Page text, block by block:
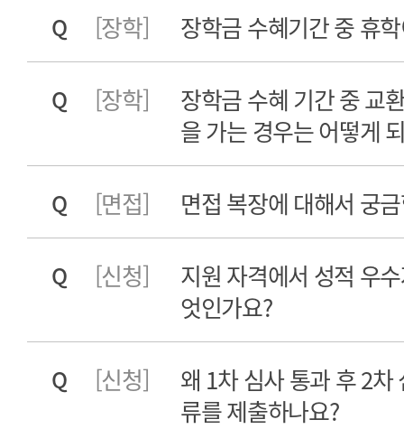
Q [장학] 장학금 수혜기간 중 휴
Q [장학]
장학금 수혜 기간 중 교
을 가는 경우는 어떻게
Q [면접] 면접 복장에 대해서 궁
Q [신청]
지원 자격에서 성적 우
엇인가요?
Q [신청]
왜 1차 심사 통과 후 2차
류를 제출하나요?